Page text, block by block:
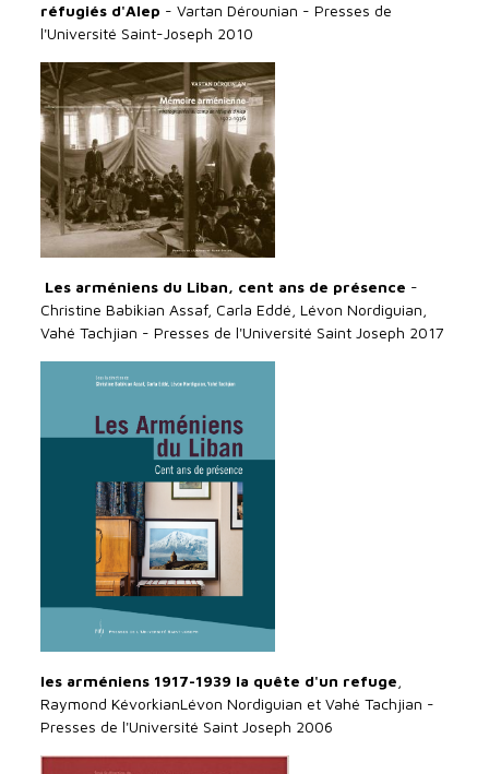
réfugiés d'Alep - Vartan Dérounian - Presses de
l'Université Saint-Joseph 2010
Les arméniens du Liban, cent ans de présence -
Christine Babikian Assaf, Carla Eddé, Lévon Nordiguian,
Vahé Tachjian - Presses de l'Université Saint Joseph 2017
les arméniens 1917-1939 la quête d'un refuge
Raymond KévorkianLévon Nordiguian et Vahé Tachjian -
Presses de l'Université Saint Joseph 2006